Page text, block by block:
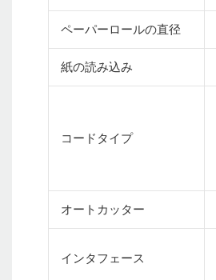
ペーパーロールの直径
紙の読み込み
コードタイプ
オートカッター
インタフェース